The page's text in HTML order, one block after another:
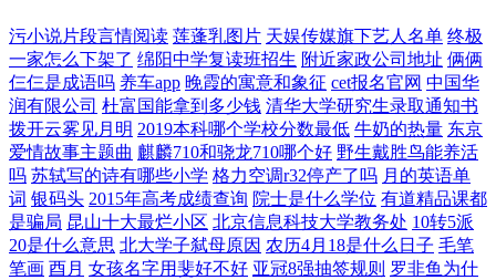
污小说片段言情阅读 莲蓬乳图片 天娱传媒旗下艺人名单 终极
一家怎么下架了 绵阳中学复读班招生 附近家政公司地址 俩俩
仨仨是成语吗 养车app 晚霞的寓意和象征 cet报名官网 中国华
润有限公司 杜富国能拿到多少钱 清华大学研究生录取通知书
拨开云雾见月明 2019本科哪个学校分数最低 牛奶的热量 东京
爱情故事主题曲 麒麟710和骁龙710哪个好 野生戴胜鸟能养活
吗 苏轼写的诗有哪些小学 格力空调r32停产了吗 月的英语单
词 银码头 2015年高考成绩查询 院士是什么学位 有道精品课都
是骗局 昆山十大最烂小区 北京信息科技大学教务处 10转5派
20是什么意思 北大学子弑母原因 农历4月18是什么日子 毛笔
笔画 酉月 女孩名字用斐好不好 亚冠8强抽签规则 罗非鱼为什